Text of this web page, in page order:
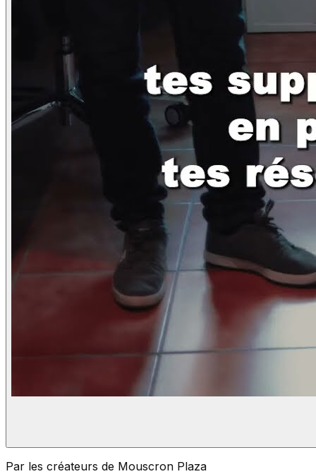
Par les créateurs de Mouscron Plaza